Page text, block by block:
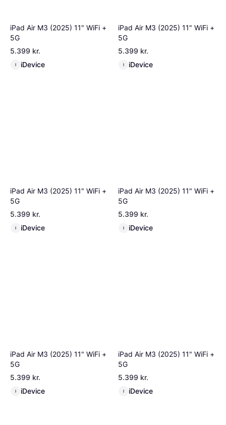
iPad Air M3 (2025) 11" WiFi +
5G
5.399 kr.
I iDevice
iPad Air M3 (2025) 11" WiFi +
5G
5.399 kr.
I iDevice
iPad Air M3 (2025) 11" WiFi +
5G
5.399 kr.
I iDevice
iPad Air M3 (2025) 11" WiFi +
5G
5.399 kr.
I iDevice
iPad Air M3 (2025) 11" WiFi +
5G
5.399 kr.
I iDevice
iPad Air M3 (2025) 11" WiFi +
5G
5.399 kr.
I iDevice